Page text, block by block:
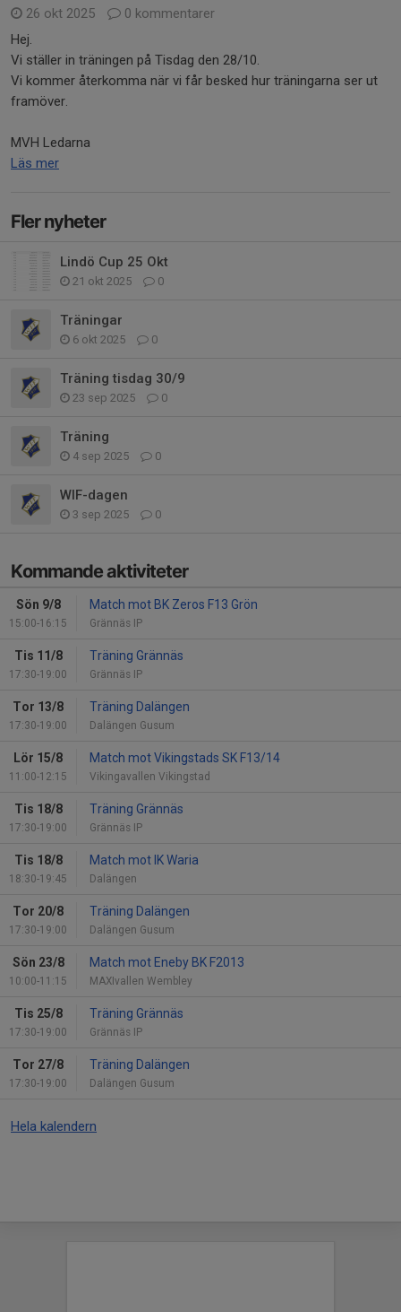
26 okt 2025
0 kommentarer
Hej.
Vi ställer in träningen på Tisdag den 28/10.
Vi kommer återkomma när vi får besked hur träningarna ser ut
framöver.
MVH Ledarna
Läs mer
Fler nyheter
Lindö Cup 25 Okt
21 okt 2025 0
Träningar
6 okt 2025 0
Träning tisdag 30/9
23 sep 2025 0
Träning
4 sep 2025 0
WIF-dagen
3 sep 2025 0
Kommande aktiviteter
Sön 9/8
15:00-16:15
Match mot BK Zeros F13 Grön
Grännäs IP
Tis 11/8
17:30-19:00
Träning Grännäs
Grännäs IP
Tor 13/8
17:30-19:00
Träning Dalängen
Dalängen Gusum
Lör 15/8
11:00-12:15
Match mot Vikingstads SK F13/14
Vikingavallen Vikingstad
Tis 18/8
17:30-19:00
Träning Grännäs
Grännäs IP
Tis 18/8
18:30-19:45
Match mot IK Waria
Dalängen
Tor 20/8
17:30-19:00
Träning Dalängen
Dalängen Gusum
Sön 23/8
10:00-11:15
Match mot Eneby BK F2013
MAXIvallen Wembley
Tis 25/8
17:30-19:00
Träning Grännäs
Grännäs IP
Tor 27/8
17:30-19:00
Träning Dalängen
Dalängen Gusum
Hela kalendern